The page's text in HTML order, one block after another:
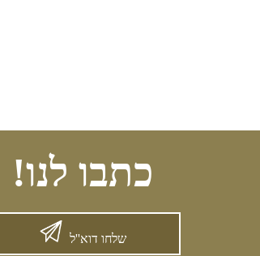
כתבו לנו!
שלחו דוא''ל